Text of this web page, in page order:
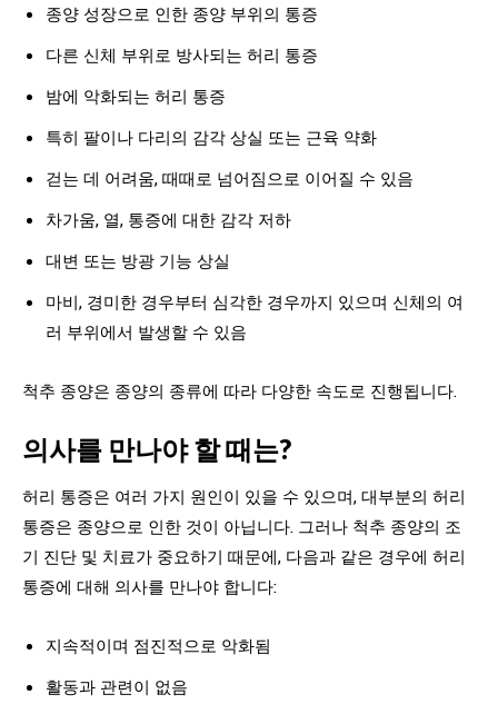
종양 성장으로 인한 종양 부위의 통증
다른 신체 부위로 방사되는 허리 통증
밤에 악화되는 허리 통증
특히 팔이나 다리의 감각 상실 또는 근육 약화
걷는 데 어려움, 때때로 넘어짐으로 이어질 수 있음
차가움, 열, 통증에 대한 감각 저하
대변 또는 방광 기능 상실
마비, 경미한 경우부터 심각한 경우까지 있으며 신체의 여
러 부위에서 발생할 수 있음
척추 종양은 종양의 종류에 따라 다양한 속도로 진행됩니다.
의사를 만나야 할 때는?
허리 통증은 여러 가지 원인이 있을 수 있으며, 대부분의 허리
통증은 종양으로 인한 것이 아닙니다. 그러나 척추 종양의 조
기 진단 및 치료가 중요하기 때문에, 다음과 같은 경우에 허리
통증에 대해 의사를 만나야 합니다:
지속적이며 점진적으로 악화됨
활동과 관련이 없음